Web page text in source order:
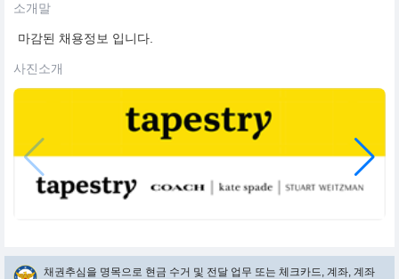
소개말
마감된 채용정보 입니다.
사진소개
채권추심을 명목으로 현금 수거 및 전달 업무 또는 체크카드, 계좌, 계좌